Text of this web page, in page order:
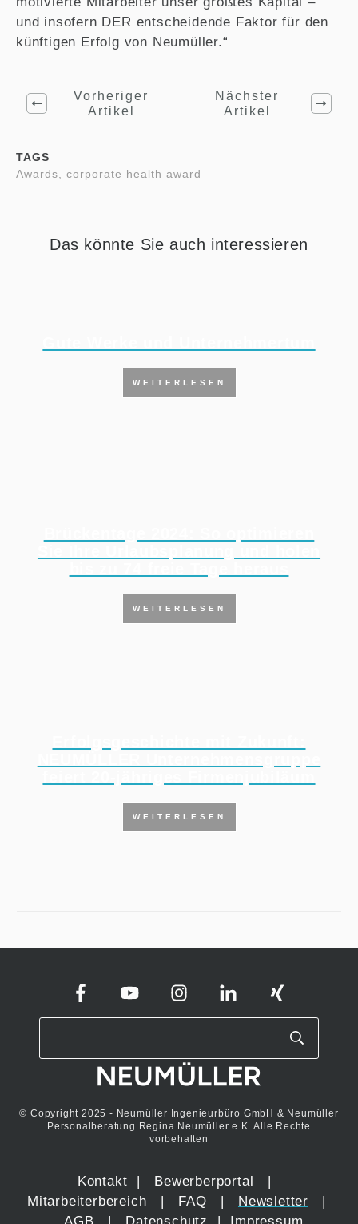
und insofern DER entscheidende Faktor für den
künftigen Erfolg von Neumüller.“
Vorheriger
Artikel
Nächster
Artikel
TAGS
Awards, corporate health award
Das könnte Sie auch interessieren
WEITERLESEN
WEITERLESEN
WEITERLESEN
© Copyright 2025 - Neumüller Ingenieurbüro GmbH & Neumüller
Personalberatung Regina Neumüller e.K. Alle Rechte
vorbehalten
Kontakt | Bewerberportal |
Mitarbeiterbereich
| FAQ | Newsletter |